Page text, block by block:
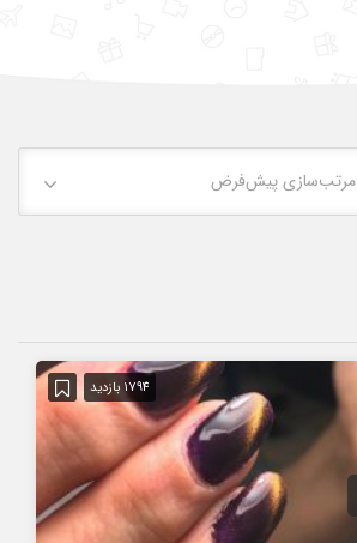
مرتب‌سازی پیش‌فرض
1794 بازدید